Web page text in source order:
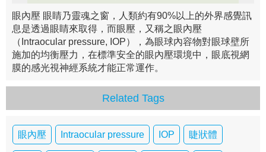
眼內壓 眼睛乃靈魂之窗，人類約有90%以上的外界感覺訊
息是透過眼睛來取得，而眼壓，又稱之眼內壓
（Intraocular pressure, IOP），為眼球內容物對眼球壁所
施加的均衡壓力，在標準安全的眼內壓環境中，眼底視網
膜的感光視神經系統才能正常運作。
Related Tags
眼內壓 Intraocular pressure IOP 睫狀體